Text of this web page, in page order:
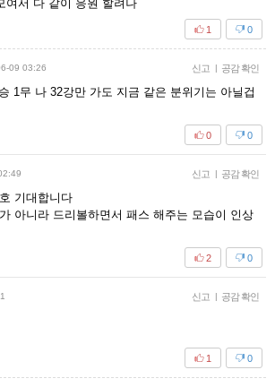
여서 다 같이 응원 할려나
0
1
09 03:26 신고 | 공감 확인
1무 나 32강만 가도 지금 같은 분위기는 아닐겁
0
0
신고 | 공감 확인
기대합니다
아니라 드리볼하면서 패스 해주는 모습이 인상
0
2
신고 | 공감 확인
0
1